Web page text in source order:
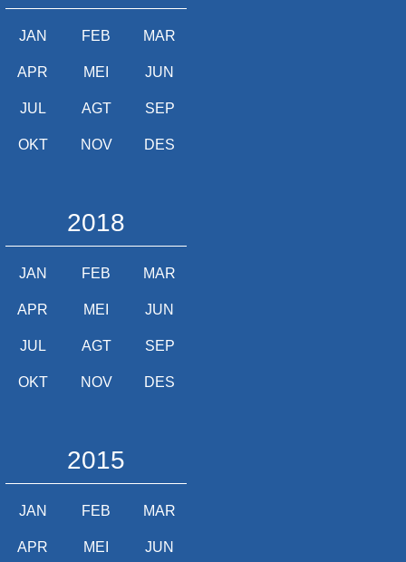
JAN FEB MAR
APR MEI JUN
JUL AGT SEP
OKT NOV DES
2018
JAN FEB MAR
APR MEI JUN
JUL AGT SEP
OKT NOV DES
2015
JAN FEB MAR
APR MEI JUN